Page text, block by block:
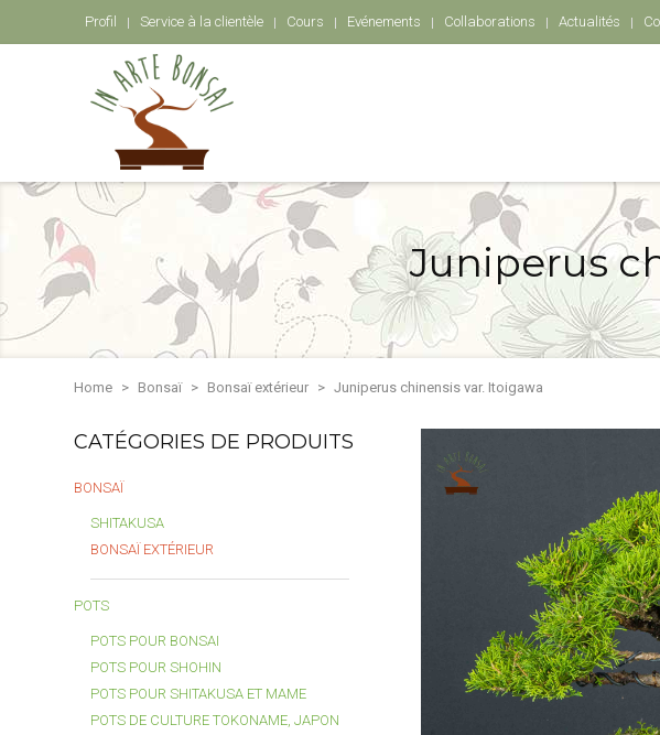
Profil Service à la clientèle Cours Evénements Collaborations Actualités
Juniperus
Home Bonsaï Bonsaï extérieur Juniperus chinensis var. Itoigawa
CATÉGORIES DE PRODUITS
BONSAÏ
SHITAKUSA
BONSAÏ EXTÉRIEUR
POTS
POTS POUR BONSAI
POTS POUR SHOHIN
POTS POUR SHITAKUSA ET MAME
POTS DE CULTURE TOKONAME, JAPON